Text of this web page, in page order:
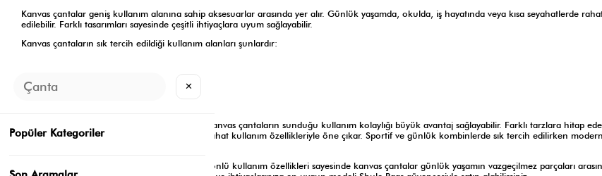
Kanvas çantalar geniş kullanım alanına sahip aksesuarlar arasında yer alır. Günlük yaşamda, okulda, iş hayatında veya kısa seyahatlerde
edilebilir. Farklı tasarımları sayesinde çeşitli ihtiyaçlara uyum sağlayabilir.
Kanvas çantaların sık tercih edildiği kullanım alanları şunlardır:
Alışveriş ve sosyal etkinlikler
Kısa süreli seyahatler
Kadın kanvas çanta kombinleri hazırlanırken kanvas çantaların sunduğu kullanım kolaylığı büyük avantaj sağlayabilir. Farklı tarzlara hitap
modelleriarasında yer alan kanvas çantalar, rahat kullanım özellikleriyle öne çıkar. Sportif ve günlük kombinlerde sık tercih edilirken
Dayanıklı yapısı, zamansız görünümü ve çok yönlü kullanım özellikleri sayesinde kanvas çantalar günlük yaşamın vazgeçilmez parçaları
✕
Popüler Kategoriler